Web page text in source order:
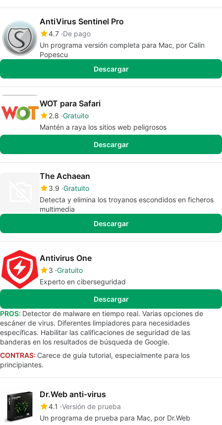
AntiVirus Sentinel Pro
4.7 De pago
Un programa versión completa para Mac‚ por Calin
Popescu
Descargar
WOT para Safari
2.8 Gratuito
Mantén a raya los sitios web peligrosos
Descargar
The Achaean
3.9 Gratuito
Detecta y elimina los troyanos escondidos en ficheros
multimedia
Descargar
Antivirus One
3 Gratuito
Experto en ciberseguridad
Descargar
PROS: Detector de malware en tiempo real. Varias opciones de
escáner de virus. Diferentes limpiadores para necesidades
específicas. Habilitar las calificaciones de seguridad de las
banderas en los resultados de búsqueda de Google.
CONTRAS: Carece de guía tutorial, especialmente para los
principiantes.
Dr.Web anti-virus
4.1 Versión de prueba
Un programa de prueba para Mac‚ por Dr.Web